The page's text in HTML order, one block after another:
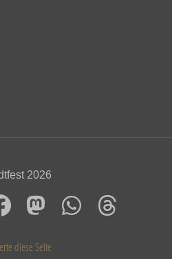
2026
diese Seite